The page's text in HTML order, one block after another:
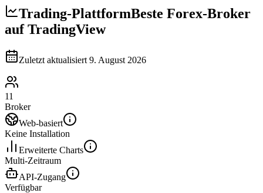
Trading-PlattformBeste Forex-Broker
auf TradingView
Zuletzt aktualisiert 9. August 2026
11
Broker
Web-basiert
Keine Installation
Erweiterte Charts
Multi-Zeitraum
API-Zugang
Verfügbar